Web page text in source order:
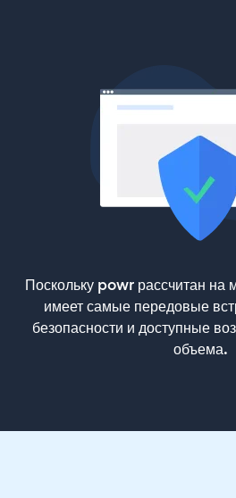
Поскольку powr рассчитан на
имеет самые передовые
безопасности и доступные
объема.